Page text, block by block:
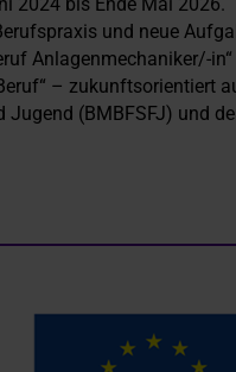
und neue
Anlagenmechaniker/-
– zukunftsorientiert
(BMBFSFJ) und